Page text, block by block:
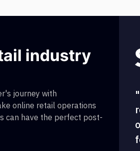
industry
journey with
online retail operations
can have the perfect post-